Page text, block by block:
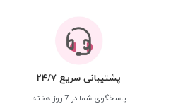
پشتیبانی سریع 24/7
پاسخگوی شما در 7 روز هفته